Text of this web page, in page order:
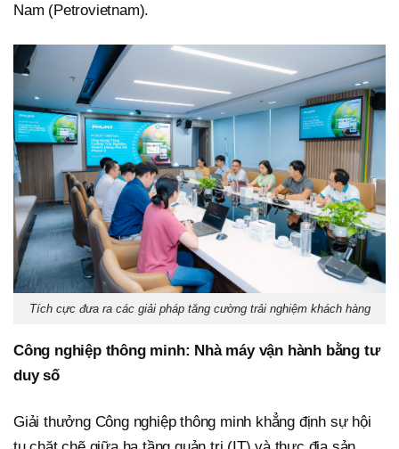
Nam (Petrovietnam).
Tích cực đưa ra các giải pháp tăng cường trải nghiệm khách hàng
Công nghiệp thông minh: Nhà máy vận hành bằng tư
duy số
Giải thưởng Công nghiệp thông minh khẳng định sự hội